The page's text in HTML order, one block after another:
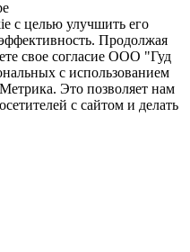
с целью улучшить его
Продолжая
свое согласие ООО "Гуд
с использованием
Это позволяет нам
с сайтом и делать